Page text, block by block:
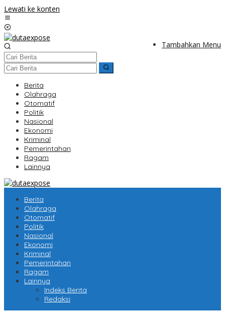
Lewati ke konten
Tambahkan Menu
Berita
Olahraga
Otomatif
Politik
Nasional
Ekonomi
Kriminal
Pemerintahan
Ragam
Lainnya
Berita
Olahraga
Otomatif
Politik
Nasional
Ekonomi
Kriminal
Pemerintahan
Ragam
Lainnya
Indeks Berita
Redaksi